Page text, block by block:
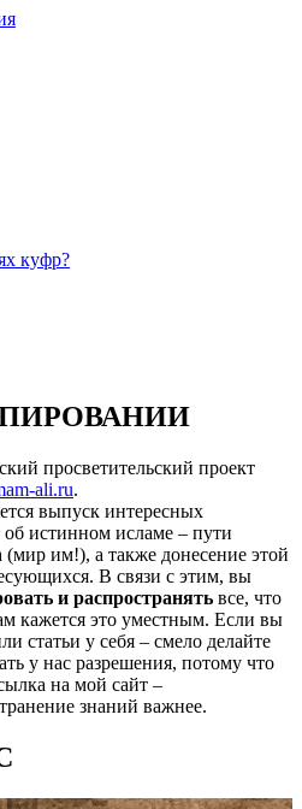
куфр?
просветительский проект
ali.ru.
выпуск интересных
истинном исламе – пути
им!), а также донесение этой
В связи с этим, вы
и распространять все, что
кажется это уместным. Если вы
статьи у себя – смело делайте
у нас разрешения, потому что
на мой сайт –
знаний важнее.